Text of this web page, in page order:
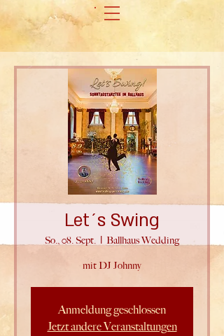
Let´s Swing
So., 08. Sept.
  |
Ballhaus Wedding
mit DJ Johnny
Anmeldung geschlossen
Jetzt andere Veranstaltungen